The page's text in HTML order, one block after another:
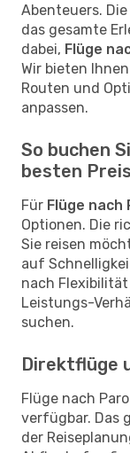
Abenteuers.
das gesamte
dabei, Flüge
Wir bieten
Routen und
anpassen.
So buchen
besten Preis
Für Flüge nach
Optionen. Die
Sie reisen
auf
nach Flexibilität
Leistungs-
suchen.
Direktflüge
Flüge nach
verfügbar. Das
der